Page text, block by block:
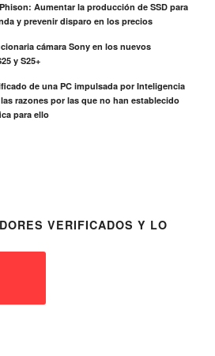
Aumentar la producción de SSD para
y prevenir disparo en los precios
cámara Sony en los nuevos
y S25+
de una PC impulsada por Inteligencia
razones por las que no han establecido
para ello
VERIFICADOS Y LO